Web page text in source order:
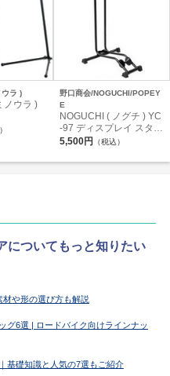
ウラ )
ノウラ )
野口商会/NOGUCHI/POPEY
E
NOGUCHI ( ノグチ ) YC
-97 ディスプレイ スタン
ド
5,500円 （税込）
についてもっと知りたい
や形の選び方も解説
グ6選 | ロードバイク向けラインナッ
基礎知識と人気の7選もご紹介